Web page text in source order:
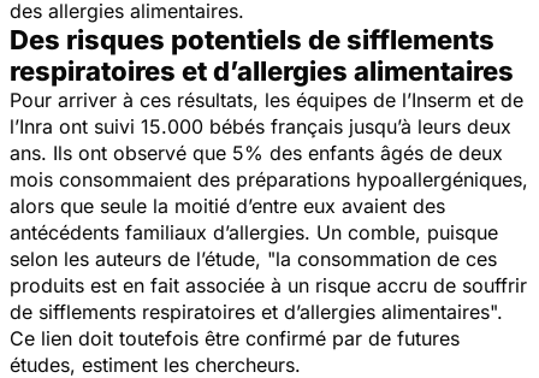
des allergies alimentaires.
Des risques potentiels de sifflements
respiratoires et d’allergies alimentaires
Pour arriver à ces résultats, les équipes de l’Inserm et de
l’Inra ont suivi 15.000 bébés français jusqu’à leurs deux
ans. Ils ont observé que 5% des enfants âgés de deux
mois consommaient des préparations hypoallergéniques,
alors que seule la moitié d’entre eux avaient des
antécédents familiaux d’allergies. Un comble, puisque
selon les auteurs de l’étude, "la consommation de ces
produits est en fait associée à un risque accru de souffrir
de sifflements respiratoires et d’allergies alimentaires".
Ce lien doit toutefois être confirmé par de futures
études, estiment les chercheurs.